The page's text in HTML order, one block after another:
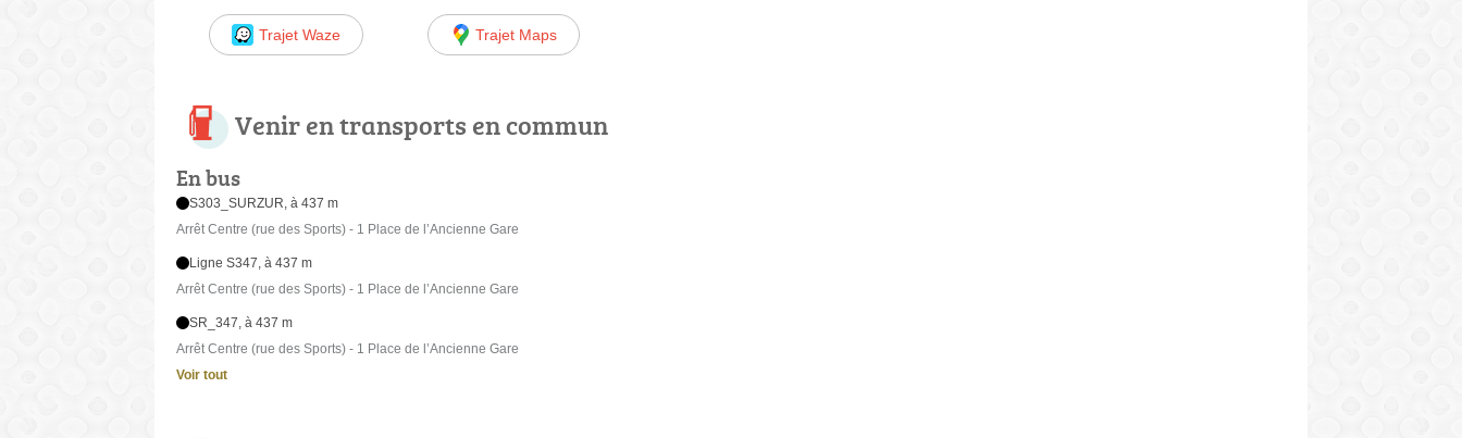
Trajet Waze Trajet Maps
Venir en transports en commun
En bus
S303_SURZUR, à 437 m
Arrêt Centre (rue des Sports) - 1 Place de l’Ancienne Gare
Ligne S347, à 437 m
Arrêt Centre (rue des Sports) - 1 Place de l’Ancienne Gare
SR_347, à 437 m
Arrêt Centre (rue des Sports) - 1 Place de l’Ancienne Gare
Voir tout